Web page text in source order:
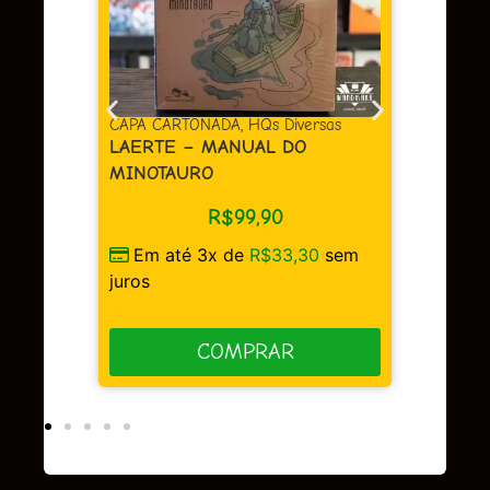
CARTONADA,HQs Diversas
– MANUAL DO
Em até 3x deR$33,30sem
juros